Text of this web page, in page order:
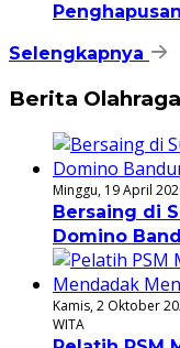
Penghapusan
Selengkapnya
Berita Olahraga
Minggu, 19 April
Bersaing di
Domino
Kamis, 2 Oktober
WITA